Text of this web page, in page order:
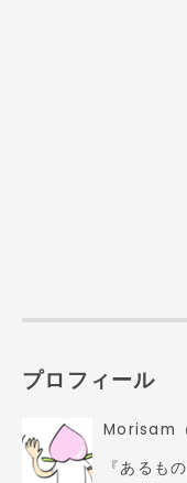
プロフィール
Morisam
『あるも